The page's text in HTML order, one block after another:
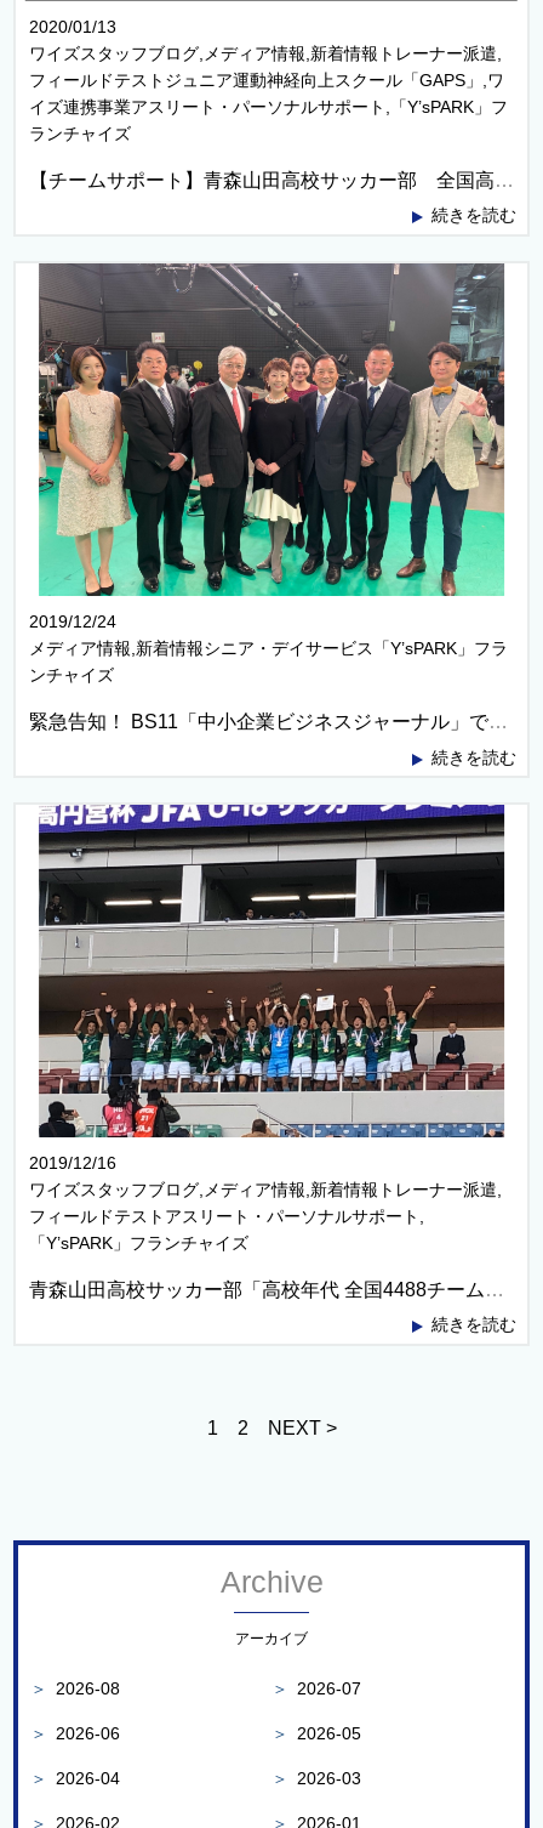
2020/01/13
ワイズスタッフブログ,メディア情報,新着情報トレーナー派遣,
フィールドテストジュニア運動神経向上スクール「GAPS」,ワ
イズ連携事業アスリート・パーソナルサポート,「Y’sPARK」フ
ランチャイズ
【チームサポート】青森山田高校サッカー部 全国高校サッカー選手権 準優勝！
続きを読む
2019/12/24
メディア情報,新着情報シニア・デイサービス「Y’sPARK」フラ
ンチャイズ
緊急告知！ BS11「中小企業ビジネスジャーナル」でワイズのデイサービスがテレビ放送されます！
続きを読む
2019/12/16
ワイズスタッフブログ,メディア情報,新着情報トレーナー派遣,
フィールドテストアスリート・パーソナルサポート,
「Y’sPARK」フランチャイズ
青森山田高校サッカー部「高校年代 全国4488チームの真の日本一に」
続きを読む
1 2 NEXT >
Archive
アーカイブ
＞ 2026-08 ＞ 2026-07
＞ 2026-06 ＞ 2026-05
＞ 2026-04 ＞ 2026-03
＞ 2026-02 ＞ 2026-01